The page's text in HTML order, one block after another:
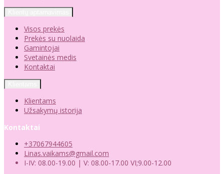
Visos prekės
Prekės su nuolaida
Gamintojai
Svetainės medis
Kontaktai
Klientams
Užsakymų istorija
Kontaktai
+37067944605
Linas.vaikams@gmail.com
I-IV: 08.00-19.00 | V: 08.00-17.00 VI;9.00-12.00